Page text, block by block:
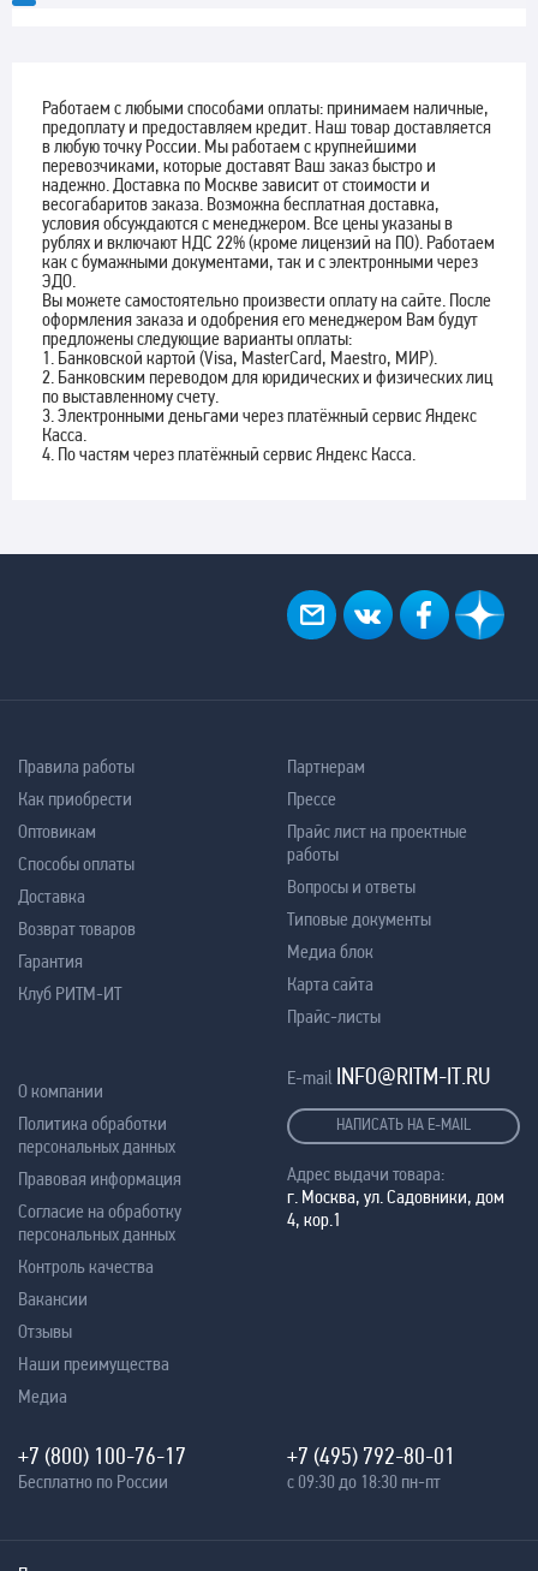
Работаем с любыми способами оплаты: принимаем наличные,
предоплату и предоставляем кредит. Наш товар доставляется
в любую точку России. Мы работаем с крупнейшими
перевозчиками, которые доставят Ваш заказ быстро и
надежно. Доставка по Москве зависит от стоимости и
весогабаритов заказа. Возможна бесплатная доставка,
условия обсуждаются с менеджером. Все цены указаны в
рублях и включают НДС 22% (кроме лицензий на ПО). Работаем
как с бумажными документами, так и с электронными через
ЭДО.
Вы можете самостоятельно произвести оплату на сайте. После
оформления заказа и одобрения его менеджером Вам будут
предложены следующие варианты оплаты:
1. Банковской картой (Visa, MasterCard, Maestro, МИР).
2. Банковским переводом для юридических и физических лиц
по выставленному счету.
3. Электронными деньгами через платёжный сервис Яндекс
Касса.
4. По частям через платёжный сервис Яндекс Касса.
Правила работы
Как приобрести
Оптовикам
Способы оплаты
Доставка
Возврат товаров
Гарантия
Клуб РИТМ-ИТ
Партнерам
Прессе
Прайс лист на проектные
работы
Вопросы и ответы
Типовые документы
Медиа блок
Карта сайта
Прайс-листы
О компании
Политика обработки
персональных данных
Правовая информация
Согласие на обработку
персональных данных
Контроль качества
Вакансии
Отзывы
Наши преимущества
Медиа
E-mail INFO@RITM-IT.RU
НАПИСАТЬ НА E-MAIL
Адрес выдачи товара:
г. Москва, ул. Садовники, дом
4, кор.1
+7 (800) 100-76-17
Бесплатно по России
+7 (495) 792-80-01
с 09:30 до 18:30 пн-пт